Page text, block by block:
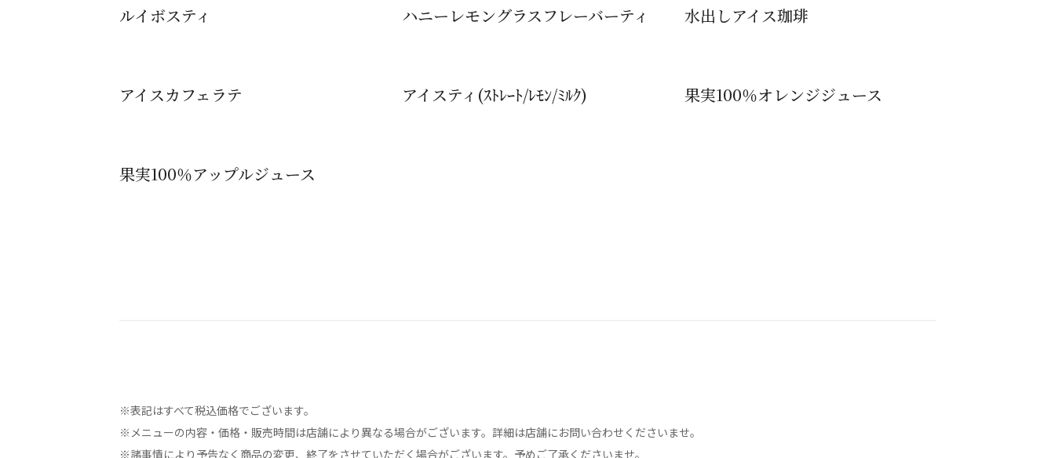
ルイボスティ ハニーレモングラスフレーバーティ 水出しアイス珈琲
アイスカフェラテ アイスティ(ｽﾄﾚｰﾄ/ﾚﾓﾝ/ﾐﾙｸ) 果実100％オレンジジュース
果実100％アップルジュース
※表記はすべて税込価格でございます。
※メニューの内容・価格・販売時間は店舗により異なる場合がございます。詳細は店舗にお問い合わせくださいませ。
※諸事情により予告なく商品の変更、終了をさせていただく場合がございます。予めご了承くださいませ。